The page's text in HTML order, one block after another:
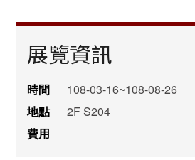
展覽資訊
時間
108-03-16~108-08-26
地點
2F S204
費用